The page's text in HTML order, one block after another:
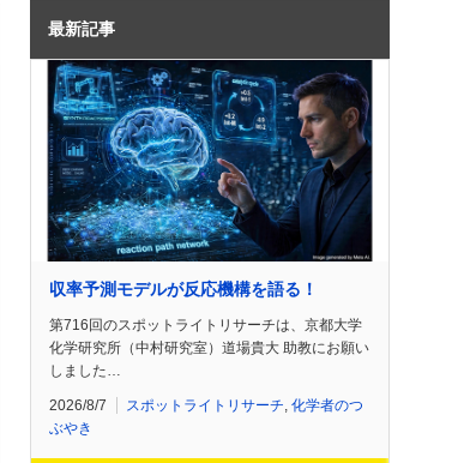
最新記事
収率予測モデルが反応機構を語る！
第716回のスポットライトリサーチは、京都大学
化学研究所（中村研究室）道場貴大 助教にお願い
しました…
2026/8/7 スポットライトリサーチ 化学者のつ
ぶやき